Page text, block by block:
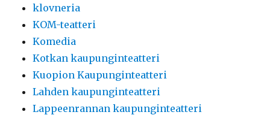
klovneria
KOM-teatteri
Komedia
Kotkan kaupunginteatteri
Kuopion Kaupunginteatteri
Lahden kaupunginteatteri
Lappeenrannan kaupunginteatteri